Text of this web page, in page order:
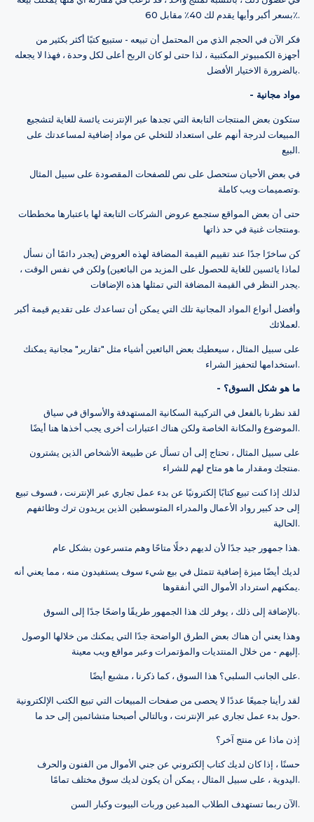
بسعر أكبر وأيها يقدم لك 40٪ مقابل 60٪.
فكر الآن في الحجم الذي من المحتمل أن تبيعه - ستبيع كتبًا أكثر بكثير من
أجهزة الكمبيوتر المكتبية ، لذا حتى لو كان الربح أعلى لكل وحدة ، فهذا لا يجعله
بالضرورة الاختيار الأفضل.
- مواد مجانية
ستكون بعض المنتجات التابعة التي تجدها عبر الإنترنت يائسة للغاية لتشجيع
المبيعات لدرجة أنهم على استعداد للتخلي عن مواد إضافية لمساعدتك على
البيع.
في بعض الأحيان ستحصل على نص للصفحات المقصودة على سبيل المثال
وتصميمات ويب كاملة.
حتى أن بعض المواقع ستجمع عروض الشركات التابعة لها باعتبارها مخططات
ومنتجات غنية في حد ذاتها.
كن ساخرًا جدًا عند تقييم القيمة المضافة لهذه العروض (يجدر دائمًا أن نسأل
لماذا يائسين للغاية للحصول على المزيد من البائعين) ولكن في نفس الوقت ،
يجدر النظر في القيمة المضافة التي تمثلها هذه الإضافات.
وأفضل أنواع المواد المجانية تلك التي يمكن أن تساعدك على تقديم قيمة أكبر
لعملائك.
على سبيل المثال ، سيعطيك بعض البائعين أشياء مثل "تقارير" مجانية يمكنك
استخدامها لتحفيز الشراء.
- ما هو شكل السوق؟
لقد نظرنا بالفعل في التركيبة السكانية المستهدفة والأسواق في سياق
الموضوع والمكانة الخاصة ولكن هناك اعتبارات أخرى يجب أخذها هنا أيضًا.
على سبيل المثال ، تحتاج إلى أن تسأل عن طبيعة الأشخاص الذين يشترون
منتجك ومقدار ما هو متاح لهم للشراء.
لذلك إذا كنت تبيع كتابًا إلكترونيًا عن بدء عمل تجاري عبر الإنترنت ، فسوف تبيع
إلى حد كبير رواد الأعمال والمدراء المتوسطين الذين يريدون ترك وظائفهم
الحالية.
هذا جمهور جيد جدًا لأن لديهم دخلًا متاحًا وهم متسرعون بشكل عام.
لديك أيضًا ميزة إضافية تتمثل في بيع شيء سوف يستفيدون منه ، مما يعني أنه
يمكنهم استرداد الأموال التي أنفقوها.
بالإضافة إلى ذلك ، يوفر لك هذا الجمهور طريقًا واضحًا جدًا إلى السوق.
وهذا يعني أن هناك بعض الطرق الواضحة جدًا التي يمكنك من خلالها الوصول
إليهم - من خلال المنتديات والمؤتمرات وعبر مواقع ويب معينة.
على الجانب السلبي؟ هذا السوق ، كما ذكرنا ، مشبع أيضًا.
لقد رأينا جميعًا عددًا لا يحصى من صفحات المبيعات التي تبيع الكتب الإلكترونية
حول بدء عمل تجاري عبر الإنترنت ، وبالتالي أصبحنا متشائمين إلى حد ما.
إذن ماذا عن منتج آخر؟
حسنًا ، إذا كان لديك كتاب إلكتروني عن جني الأموال من الفنون والحرف
اليدوية ، على سبيل المثال ، يمكن أن يكون لديك سوق مختلف تمامًا.
الآن ربما تستهدف الطلاب المبدعين وربات البيوت وكبار السن.